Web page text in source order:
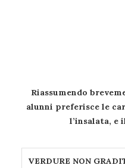
Riassumendo
alunni preferisce le
l’insalata, e
VERDURE NON